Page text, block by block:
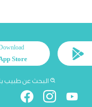
Store
البحث عن طبيب